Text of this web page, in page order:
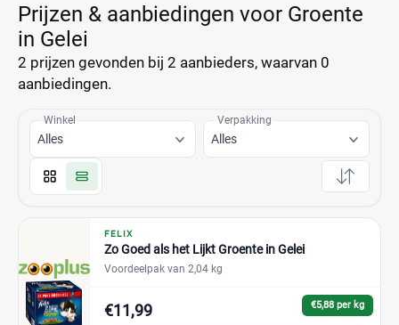
Prijzen & aanbiedingen voor Groente
in Gelei
2 prijzen gevonden bij 2 aanbieders, waarvan 0
aanbiedingen.
Winkel
Alles
Verpakking
Alles
FELIX
Zo Goed als het Lijkt Groente in Gelei
Voordeelpak van 2,04 kg
€5,88 per kg
€11,99